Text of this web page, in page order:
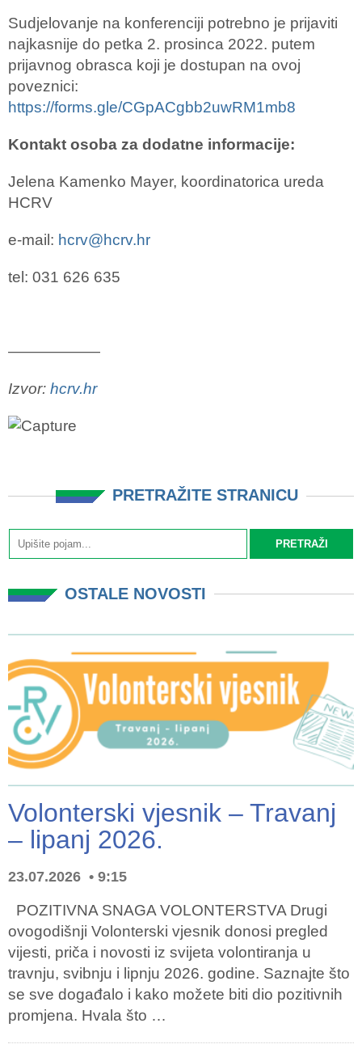
Sudjelovanje na konferenciji potrebno je prijaviti
najkasnije do petka 2. prosinca 2022. putem
prijavnog obrasca koji je dostupan na ovoj
poveznici:
https://forms.gle/CGpACgbb2uwRM1mb8
Kontakt osoba za dodatne informacije:
Jelena Kamenko Mayer, koordinatorica ureda
HCRV
e-mail: hcrv@hcrv.hr
tel: 031 626 635
——————
Izvor: hcrv.hr
PRETRAŽITE STRANICU
OSTALE NOVOSTI
Volonterski vjesnik – Travanj
– lipanj 2026.
23.07.2026 9:15
POZITIVNA SNAGA VOLONTERSTVA Drugi
ovogodišnji Volonterski vjesnik donosi pregled
vijesti, priča i novosti iz svijeta volontiranja u
travnju, svibnju i lipnju 2026. godine. Saznajte što
se sve događalo i kako možete biti dio pozitivnih
promjena. Hvala što …